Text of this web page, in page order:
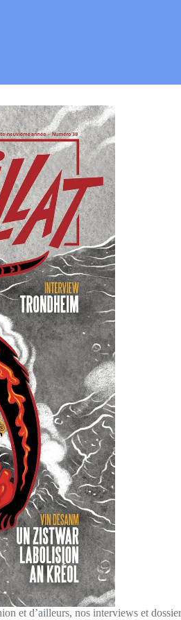
et d’ailleurs, nos interviews et